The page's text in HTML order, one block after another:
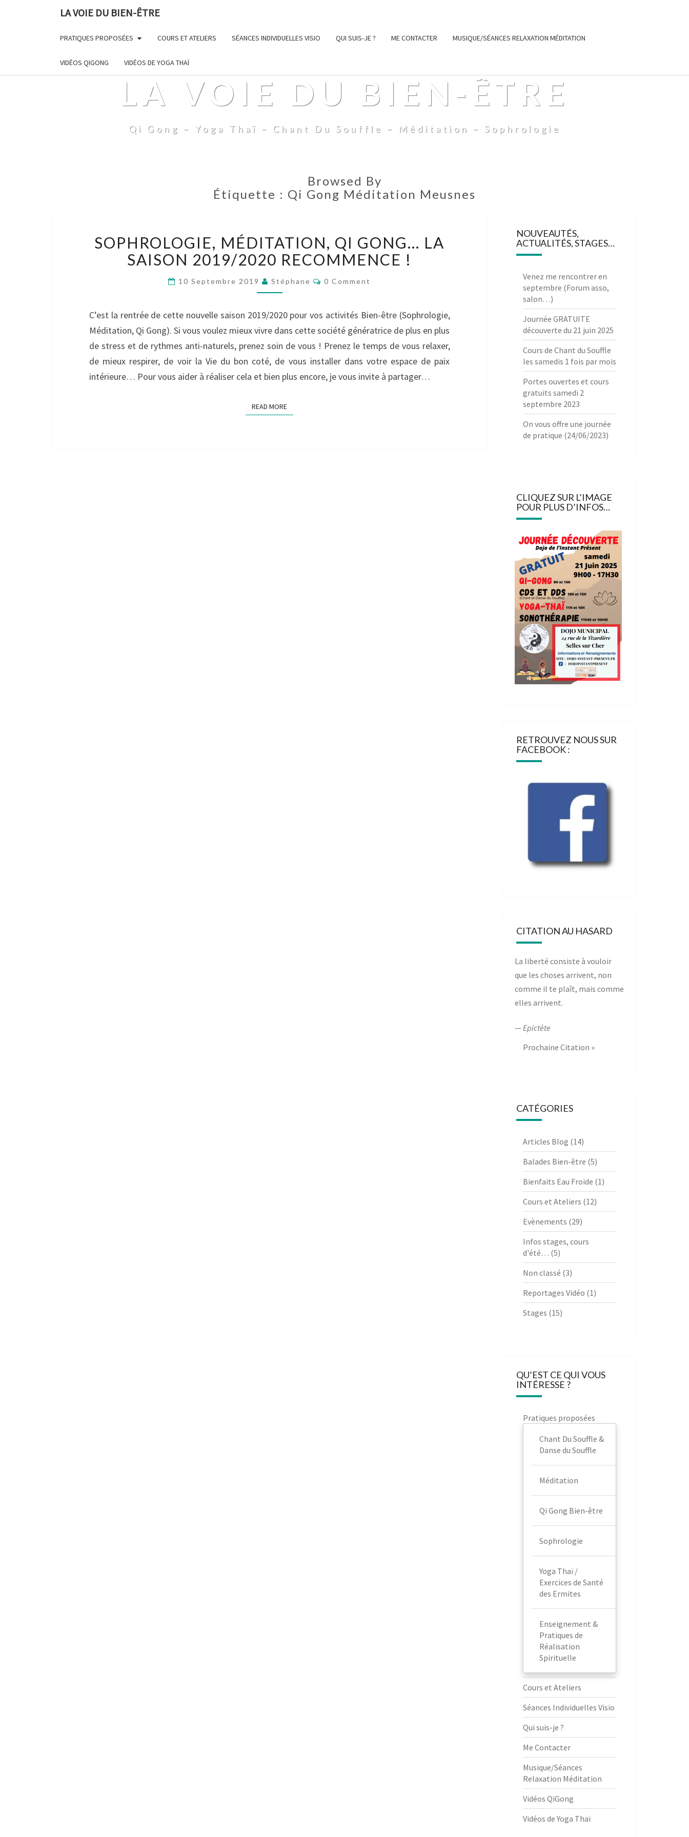
LA VOIE DU BIEN-ÊTRE
PRATIQUES PROPOSÉES COURS ET ATELIERS SÉANCES INDIVIDUELLES VISIO QUI SUIS-JE ? ME CONTACTER MUSIQUE/SÉANCES RELAXATION MÉDITATION
VIDÉOS QIGONG VIDÉOS DE YOGA THAÏ
LA VOIE DU BIEN-ÊTRE
Qi Gong – Yoga Thaï – Chant Du Souffle – Méditation – Sophrologie
Browsed By
Étiquette : Qi Gong Méditation Meusnes
MÉDITATION,
QI
GONG…
LA
SAISON
RECOMMENCE
!
SOPHROLOGIE, MÉDITATION, QI GONG… LA
SAISON 2019/2020 RECOMMENCE !
10 Septembre 2019 Stéphane Comments
0 Comment
C’est la rentrée de cette nouvelle saison 2019/2020 pour vos activités Bien-être (Sophrologie,
Méditation, Qi Gong). Si vous voulez mieux vivre dans cette société génératrice de plus en plus
de stress et de rythmes anti-naturels, prenez soin de vous ! Prenez le temps de vous relaxer,
de mieux respirer, de voir la Vie du bon coté, de vous installer dans votre espace de paix
intérieure… Pour vous aider à réaliser cela et bien plus encore, je vous invite à partager…
READ MOREREAD MORE
NOUVEAUTÉS,
ACTUALITÉS, STAGES…
Venez me rencontrer en
septembre (Forum asso,
salon…)
Journée GRATUITE
découverte du 21 juin 2025
Cours de Chant du Souffle
les samedis 1 fois par mois
Portes ouvertes et cours
gratuits samedi 2
septembre 2023
On vous offre une journée
de pratique (24/06/2023)
CLIQUEZ SUR L’IMAGE
POUR PLUS D’INFOS…
RETROUVEZ NOUS SUR
FACEBOOK :
CITATION AU HASARD
La liberté consiste à vouloir
que les choses arrivent, non
comme il te plaît, mais comme
elles arrivent.
— Epictète
Prochaine Citation »
CATÉGORIES
Articles Blog (14)
Balades Bien-être (5)
Bienfaits Eau Froide (1)
Cours et Ateliers (12)
Evènements (29)
Infos stages, cours
d'été… (5)
Non classé (3)
Reportages Vidéo (1)
Stages (15)
QU’EST CE QUI VOUS
INTÉRESSE ?
Pratiques proposées
Chant Du Souffle &
Danse du Souffle
Méditation
Qi Gong Bien-être
Sophrologie
Yoga Thaï /
Exercices de Santé
des Ermites
Enseignement &
Pratiques de
Réalisation
Spirituelle
Cours et Ateliers
Séances Individuelles Visio
Qui suis-je ?
Me Contacter
Musique/Séances
Relaxation Méditation
Vidéos QiGong
Vidéos de Yoga Thaï